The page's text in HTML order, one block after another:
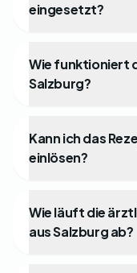
eingesetzt?
Wie funktioniert
Salzburg?
Kann ich das
einlösen?
Wie läuft die
aus Salzburg ab?